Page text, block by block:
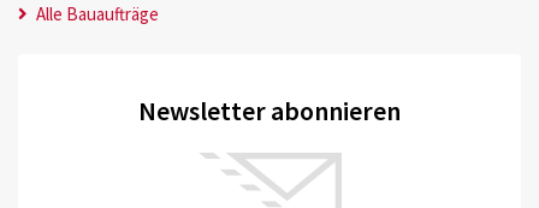
Alle Bauaufträge
Newsletter abonnieren